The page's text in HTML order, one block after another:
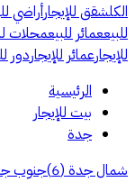
الكلشقق للإيجارأراضي
للبيععمائر للبيعمحلات
للإيجارعمائر للإيجاردور
الرئيسية
بيت للإيجار
جدة
شمال جدة(
6
)جنوب